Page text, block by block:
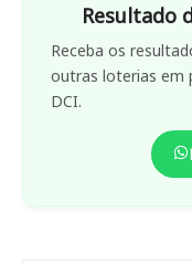
Resultado
Receba os
outras loterias em
DCI.